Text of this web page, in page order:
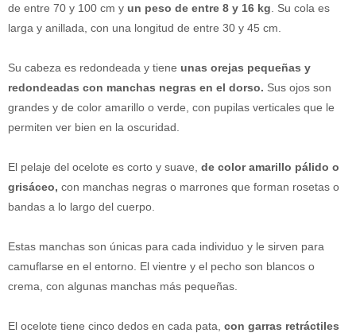
de entre 70 y 100 cm y un peso de entre 8 y 16 kg . Su cola es
larga y anillada, con una longitud de entre 30 y 45 cm.
Su cabeza es redondeada y tiene unas orejas pequeñas y
redondeadas con manchas negras en el dorso. Sus ojos son
grandes y de color amarillo o verde, con pupilas verticales que le
permiten ver bien en la oscuridad.
El pelaje del ocelote es corto y suave, de color amarillo pálido o
grisáceo, con manchas negras o marrones que forman rosetas o
bandas a lo largo del cuerpo.
Estas manchas son únicas para cada individuo y le sirven para
camuflarse en el entorno. El vientre y el pecho son blancos o
crema, con algunas manchas más pequeñas.
El ocelote tiene cinco dedos en cada pata, con garras retráctiles